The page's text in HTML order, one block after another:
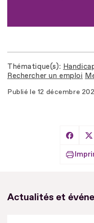
Thématique(s)
Rechercher un emploi
Publié le 12 décembre
Actualités et